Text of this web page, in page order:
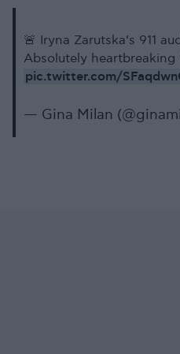
🚨 Iryna Zarutska’s 911
Absolutely heartbreaking
pic.twitter.com/
— Gina Milan